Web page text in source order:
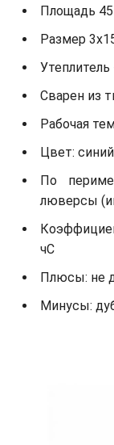
Площадь
Размер
Сварен из
Рабочая
Цвет: синий
По
люверсы
чС
Плюсы: не
Минусы: